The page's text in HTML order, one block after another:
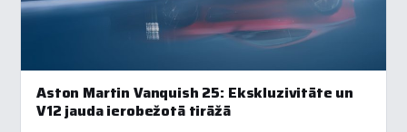
Aston Martin Vanquish 25: Ekskluzivitāte un
V12 jauda ierobežotā tirāžā